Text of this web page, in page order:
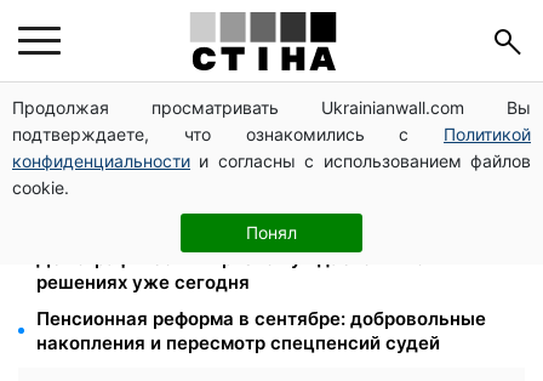
Продолжая просматривать Ukrainianwall.com Вы
подтверждаете, что ознакомились с Политикой
конфиденциальности и согласны с использованием файлов
cookie.
Понял
Зарплаты учителей +20%, стипендии ×2:
правительство повышает выплаты с сентября
120 грн в день только на дорогу: киевляне массово
увольняются из-за тарифа 30 грн за проезд
Директор ДОЗ Киева Татьяна Мостепан:
Демографический кризис нуждается в новых
решениях уже сегодня
Пенсионная реформа в сентябре: добровольные
накопления и пересмотр спецпенсий судей